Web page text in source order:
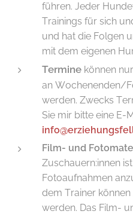
führen. Jeder
Trainings für sich
und hat die Folgen
mit dem eigenen
Termine können
an Wochenenden/
werden. Zwecks
Sie mir bitte eine E-
Film- und
Zuschauern:innen
Fotoaufnahmen
dem Trainer
werden. Das Film-